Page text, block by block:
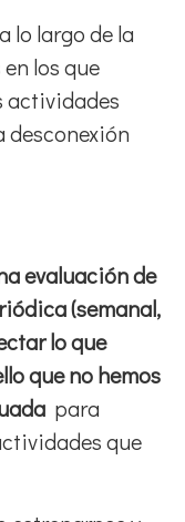
lo largo de la
los que
actividades
desconexión
evaluación de
(semanal,
lo que
que no hemos
para
que